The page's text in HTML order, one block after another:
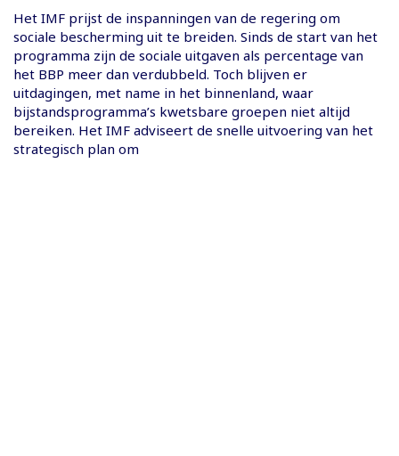
Het IMF prijst de inspanningen van de regering om
sociale bescherming uit te breiden. Sinds de start van het
programma zijn de sociale uitgaven als percentage van
het BBP meer dan verdubbeld. Toch blijven er
uitdagingen, met name in het binnenland, waar
bijstandsprogramma’s kwetsbare groepen niet altijd
bereiken. Het IMF adviseert de snelle uitvoering van het
strategisch plan om